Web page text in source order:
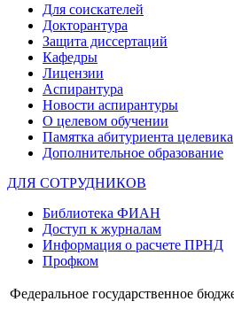
Для соискателей
Докторантура
Защита диссертаций
Кафедры
Лицензии
Аспирантура
Новости аспирантуры
О целевом обучении
Памятка абитуриента целевика
Дополнительное образование
ДЛЯ СОТРУДНИКОВ
Библиотека ФИАН
Доступ к журналам
Информация о расчете ПРНД
Профком
Федеральное государственное